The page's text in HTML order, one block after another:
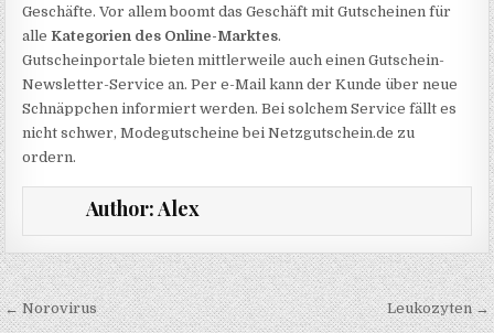
Geschäfte. Vor allem boomt das Geschäft mit Gutscheinen für
alleKategorien des Online-Marktes.
Gutscheinportale bieten mittlerweile auch einen Gutschein-
Newsletter-Service an. Per e-Mail kann der Kunde über neue
Schnäppchen informiert werden. Bei solchem Service fällt es
nicht schwer, Modegutscheine bei Netzgutschein.de zu
ordern.
Author:Alex
Beitragsnavigation
← Norovirus Leukozyten →